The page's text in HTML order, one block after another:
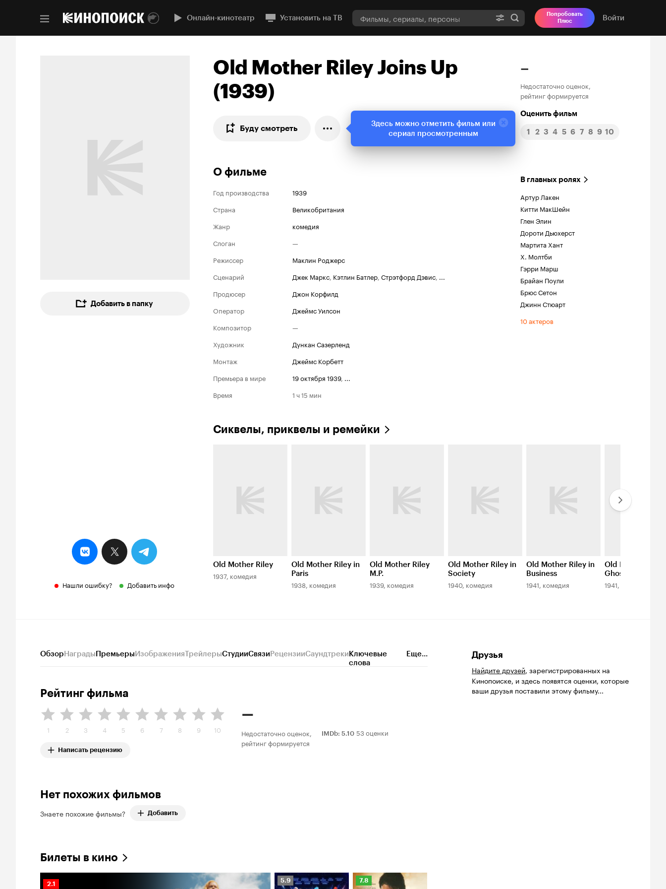
Онлайн-кинотеатр Установить на ТВ
Попробовать
Плюс
Войти
Добавить в папку
Нашли ошибку? Добавить инфо
Old Mother Riley Joins Up
(1939)
Буду смотреть
–
Недостаточно оценок,
рейтинг формируется
Оценить фильм
1 2 3 4 5 6 7 8 9 10
О фильме
Год производства
1939
Страна
Великобритания
Жанр
комедия
Слоган
—
Режиссер
Маклин Роджерс
Сценарий
Джек Маркс, Кэтлин Батлер, Стрэтфорд Дэвис, ...
Продюсер
Джон Корфилд
Оператор
Джеймс Уилсон
Композитор
—
Художник
Дункан Сазерленд
Монтаж
Джеймс Корбетт
Премьера в мире
19 октября 1939, ...
Время
1 ч 15 мин
В главных ролях
Артур Лакен
Китти МакШейн
Глен Элин
Дороти Дьюхерст
Мартита Хант
Х. Молтби
Гэрри Марш
Брайан Поули
Брюс Сетон
Джинн Стюарт
10 актеров
Сиквелы, приквелы и ремейки
Old Mother Riley
1937, комедия
Old Mother Riley in
Paris
1938, комедия
Old Mother Riley
M.P.
1939, комедия
Old Mother Riley in
Society
1940, комедия
Old Mother Riley in
Business
1941, комедия
Old Mother
Ghosts
1941, ужасы
ОбзорНаградыПремьерыИзображенияТрейлерыСтудииСвязиРецензииСаундтрекиКлючевые
слова
Еще...
Рейтинг фильма
1 2 3 4 5 6 7 8 9 10
Написать рецензию
–
Недостаточно оценок,
рейтинг формируется
IMDb: 5.10 53 оценки
Нет похожих фильмов
Знаете похожие фильмы? Добавить
Билеты в кино
Рейтинг
2.1
Рейтинг
5.9
Рейтинг
7.8
Друзья
Найдите друзей, зарегистрированных на
Кинопоиске, и здесь появятся оценки, которые
ваши друзья поставили этому фильму...
Здесь можно отметить фильм или
сериал просмотренным